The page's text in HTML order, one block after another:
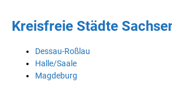
Kreisfreie Städte
Dessau-Roßlau
Halle/Saale
Magdeburg